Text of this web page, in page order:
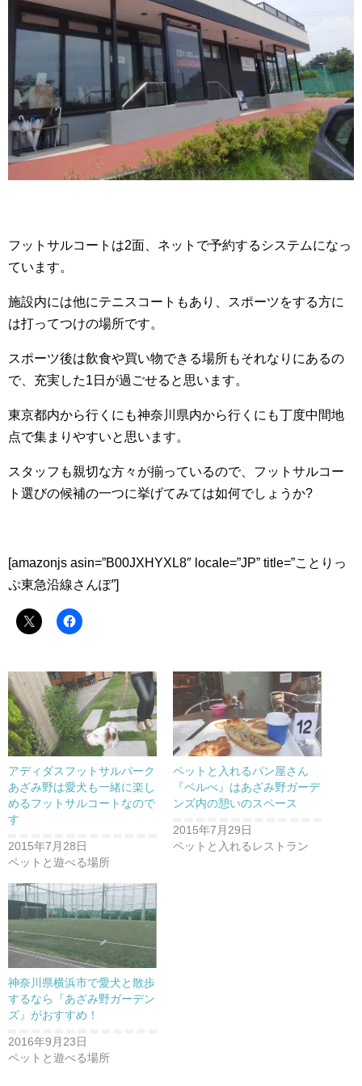
フットサルコートは2面、ネットで予約するシステムになっ
ています。
施設内には他にテニスコートもあり、スポーツをする方に
は打ってつけの場所です。
スポーツ後は飲食や買い物できる場所もそれなりにあるの
で、充実した1日が過ごせると思います。
東京都内から行くにも神奈川県内から行くにも丁度中間地
点で集まりやすいと思います。
スタッフも親切な方々が揃っているので、フットサルコー
ト選びの候補の一つに挙げてみては如何でしょうか?
[amazonjs asin=”B00JXHYXL8″ locale=”JP” title=”ことりっ
ぷ東急沿線さんぽ”]
アディダスフットサルパーク
あざみ野は愛犬も一緒に楽し
めるフットサルコートなので
す
2015年7月28日
ペットと遊べる場所
ペットと入れるパン屋さん
『ベルべ』はあざみ野ガーデ
ンズ内の憩いのスペース
2015年7月29日
ペットと入れるレストラン
神奈川県横浜市で愛犬と散歩
するなら『あざみ野ガーデン
ズ』がおすすめ！
2016年9月23日
ペットと遊べる場所